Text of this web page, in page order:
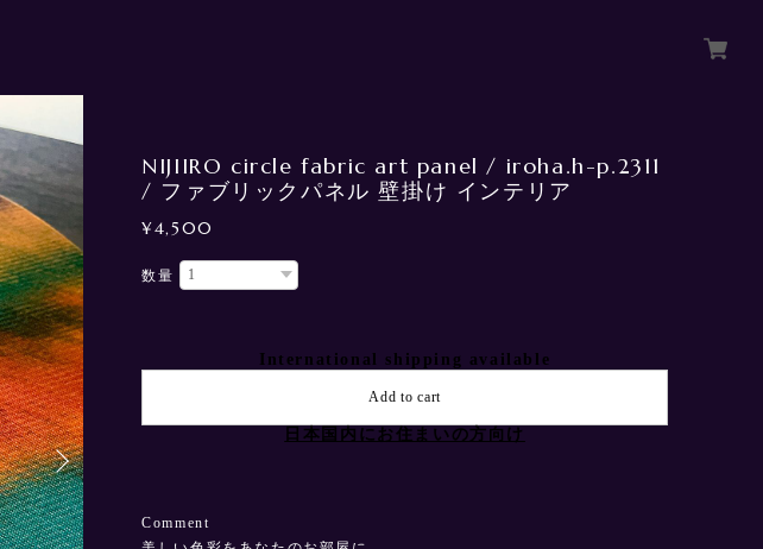
NIJIIRO circle fabric art panel / iroha.h-p.2311
/ ファブリックパネル 壁掛け インテリア
¥4,500
数量
International shipping available
Add to cart
日本国内にお住まいの方向け
Comment